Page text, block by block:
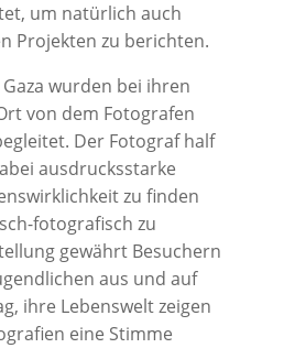
um natürlich auch
Projekten zu berichten.
wurden bei ihren
von dem Fotografen
Der Fotograf half
ausdrucksstarke
zu finden
fotografisch zu
gewährt Besuchern
aus und auf
ihre Lebenswelt zeigen
eine Stimme